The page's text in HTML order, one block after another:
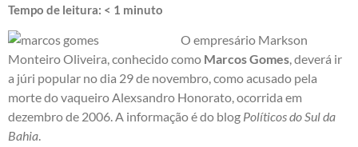
Tempo de leitura: < 1 minuto
O empresário Markson
Monteiro Oliveira, conhecido como Marcos Gomes , deverá ir
a júri popular no dia 29 de novembro, como acusado pela
morte do vaqueiro Alexsandro Honorato, ocorrida em
dezembro de 2006. A informação é do blog Políticos do Sul da
Bahia